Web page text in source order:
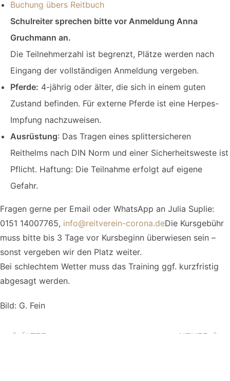
Buchung übers Reitbuch
Schulreiter sprechen bitte vor Anmeldung Anna
Gruchmann an.
Die Teilnehmerzahl ist begrenzt, Plätze werden nach
Eingang der vollständigen Anmeldung vergeben.
Pferde: 4-jährig oder älter, die sich in einem guten
Zustand befinden. Für externe Pferde ist eine Herpes-
Impfung nachzuweisen.
Ausrüstung: Das Tragen eines splittersicheren
Reithelms nach DIN Norm und einer Sicherheitsweste ist
Pflicht. Haftung: Die Teilnahme erfolgt auf eigene
Gefahr.
Fragen gerne per Email oder WhatsApp an Julia Suplie:
0151 14007765, info@reitverein-corona.deDie Kursgebühr
muss bitte bis 3 Tage vor Kursbeginn überwiesen sein –
sonst vergeben wir den Platz weiter.
Bei schlechtem Wetter muss das Training ggf. kurzfristig
abgesagt werden.
Bild: G. Fein
ÄLTER NEUER